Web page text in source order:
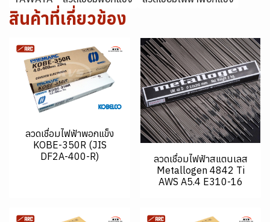
สินค้าที่เกี่ยวข้อง
ลวดเชื่อมไฟฟ้าพอกแข็ง
KOBE-350R (JIS
DF2A-400-R)
ลวดเชื่อมไฟฟ้าสแตนเลส
Metallogen 4842 Ti
AWS A5.4 E310-16